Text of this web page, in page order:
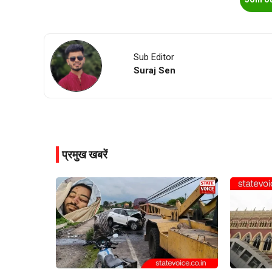
Sub Editor
Suraj Sen
प्रमुख खबरें